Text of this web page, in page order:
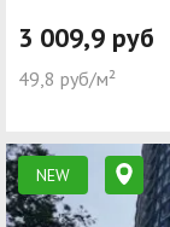
3 009,9 руб
49,8 руб/м²
NEW